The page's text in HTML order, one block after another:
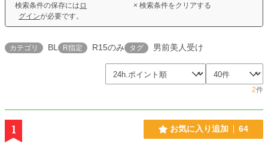
検索条件の保存には ロ
グインが必要です。
× 検索条件をクリアする
カテゴリ BL R指定 R15のみ タグ 男前美人受け
2件
1 お気に入り追加 64